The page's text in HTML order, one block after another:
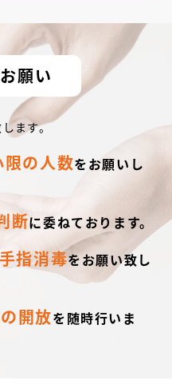
願い
ます。
限の人数をお願いし
断に委ねております。
指消毒をお願い致し
開放を随時行いま